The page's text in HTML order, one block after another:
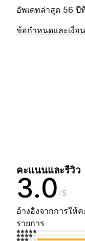
อัพเดทล่าสุด 56 ปี
ข้อกำหนดและเงื่อ
คะแนนและรีวิว
3.0 5
อ้างอิงจากการให้
รายการ